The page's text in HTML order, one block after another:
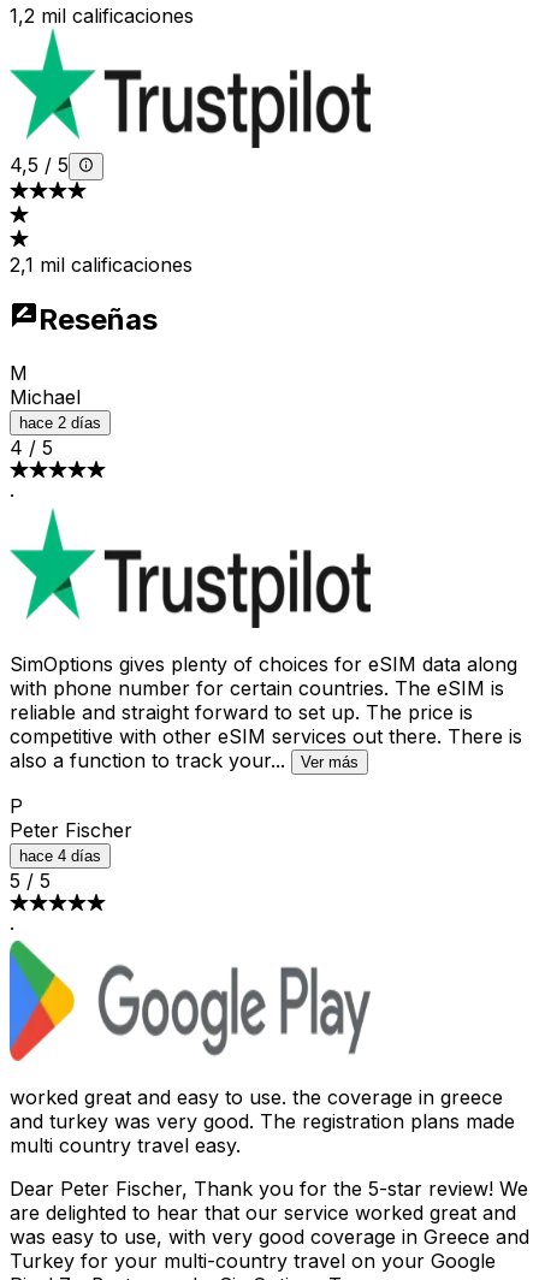
1,2 mil calificaciones
4,5 / 5
2,1 mil calificaciones
Reseñas
M
Michael
hace 2 días
4 / 5
·
SimOptions gives plenty of choices for eSIM data along
with phone number for certain countries. The eSIM is
reliable and straight forward to set up. The price is
competitive with other eSIM services out there. There is
also a function to track your... Ver más
P
Peter Fischer
hace 4 días
5 / 5
·
worked great and easy to use. the coverage in greece
and turkey was very good. The registration plans made
multi country travel easy.
Dear Peter Fischer, Thank you for the 5-star review! We
are delighted to hear that our service worked great and
was easy to use, with very good coverage in Greece and
Turkey for your multi-country travel on your Google